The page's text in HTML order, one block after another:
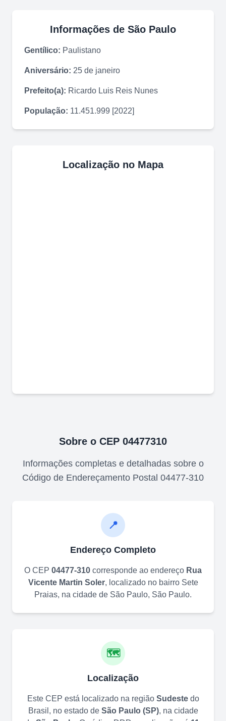
Informações de São Paulo
Gentílico: Paulistano
Aniversário: 25 de janeiro
Prefeito(a): Ricardo Luis Reis Nunes
População: 11.451.999 [2022]
Localização no Mapa
Sobre o CEP 04477310
Informações completas e detalhadas sobre o
Código de Endereçamento Postal 04477-310
📍
Endereço Completo
O CEP 04477-310 corresponde ao endereço Rua
Vicente Martin Soler, localizado no bairro Sete
Praias, na cidade de São Paulo, São Paulo.
🗺️
Localização
Este CEP está localizado na região Sudestedo
Brasil, no estado de São Paulo(SP), na cidade